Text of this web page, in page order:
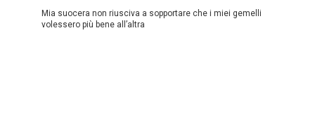
Mia suocera non riusciva a sopportare che i miei gemelli
volessero più bene all’altra